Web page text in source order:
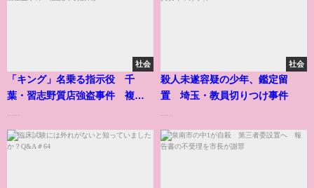
社会
「キング」名乗る指示役 千
葉・習志野質店強盗事件 複数
社会
殺人未遂容疑の少年、鑑定留
置 埼玉・教員切りつけ事件